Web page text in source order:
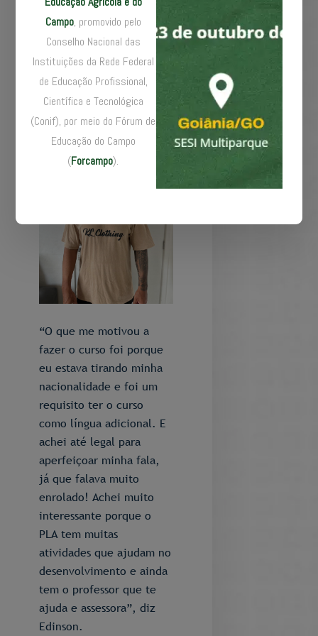
o processo de
naturalização, ele
encontrou no curso do IFS
não apenas uma
exigência burocrática,
mas uma experiência de
aprendizado significativa.
“O que me motivou a
fazer o curso foi porque
eu estava tirando minha
nacionalidade e foi um
requisito ter o curso
como língua adicional. E
achei até legal para
aperfeiçoar minha fala,
já que falava muito
enrolado! Achei muito
interessante porque o
PLA tem muitas
atividades que ajudam no
desenvolvimento e ainda
tem o professor que te
ajuda e assessora”, diz
Edinson.
Campo, promovido pelo
Conselho Nacional das
Instituições da Rede Federal
de Educação Profissional,
Científica e Tecnológica
(Conif), por meio do Fórum de
Educação do Campo
(Forcampo).